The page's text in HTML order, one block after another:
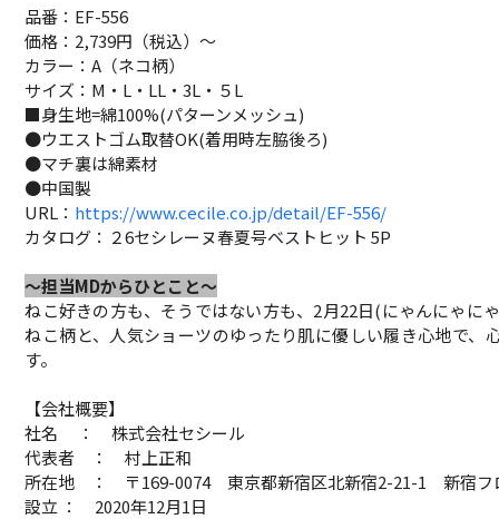
品番：EF-556
価格：2,739円（税込）～
カラー：A（ネコ柄）
サイズ：M・L・LL・3L・５L
■身生地=綿100%(パターンメッシュ)
●ウエストゴム取替OK(着用時左脇後ろ)
●マチ裏は綿素材
●中国製
URL： https://www.cecile.co.jp/detail/EF-556/
カタログ：２6セシレーヌ春夏号ベストヒット 5P
～担当MDからひとこと～
ねこ好きの方も、そうではない方も、2月22日(にゃんにゃに
ねこ柄と、人気ショーツのゆったり肌に優しい履き心地で、
す。
【会社概要】
社名 ： 株式会社セシール
代表者 ： 村上正和
所在地 ： 〒169-0074 東京都新宿区北新宿2-21-1 新宿フ
設立 ： 2020年12月1日